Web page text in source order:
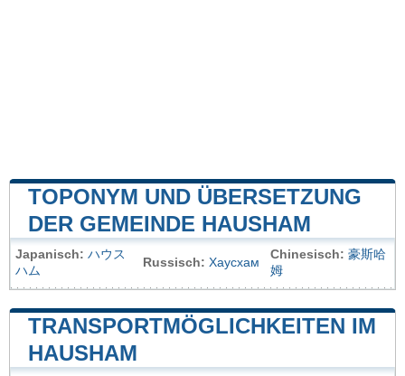
TOPONYM UND ÜBERSETZUNG
DER GEMEINDE HAUSHAM
Japanisch: ハウス
ハム
Russisch: Хаусхам
Chinesisch: 豪斯哈
姆
TRANSPORTMÖGLICHKEITEN IM
HAUSHAM